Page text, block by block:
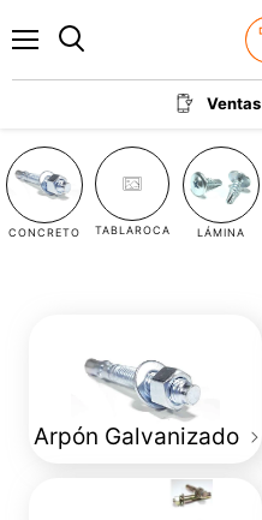
Ventas
CONCRETO TABLAROCA LÁMINA
Arpón Galvanizado